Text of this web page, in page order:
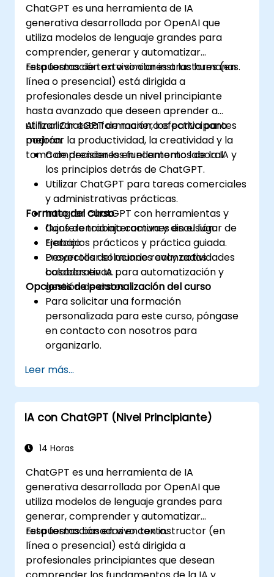
ChatGPT es una herramienta de IA
generativa desarrollada por OpenAI que
utiliza modelos de lenguaje grandes para
comprender, generar y automatizar
respuestas de texto similares a las humanas.
Esta formación en vivo con instructores (en
línea o presencial) está dirigida a
profesionales desde un nivel principiante
hasta avanzado que deseen aprender a
utilizar ChatGPT de manera efectiva para
mejorar la productividad, la creatividad y la
toma de decisiones en el entorno laboral.
Al finalizar esta formación, los participantes
podrán:
Comprender los fundamentos de la IA y
los principios detrás de ChatGPT.
Utilizar ChatGPT para tareas comerciales
y administrativas prácticas.
Integrar ChatGPT con herramientas y
flujos de trabajo comunes en el lugar de
trabajo.
Desarrollar soluciones avanzadas
basadas en IA para automatización y
gestión de datos.
Formato del curso
Conferencia interactiva y discusión.
Ejercicios prácticos y práctica guiada.
Proyectos del mundo real y actividades
colaborativas.
Opciones de personalización del curso
Para solicitar una formación
personalizada para este curso, póngase
en contacto con nosotros para
organizarlo.
Leer más...
IA con ChatGPT (Nivel Principiante)
14 Horas
ChatGPT es una herramienta de IA
generativa desarrollada por OpenAI que
utiliza modelos de lenguaje grandes para
generar, comprender y automatizar
respuestas basadas en texto.
Esta formación en vivo con instructor (en
línea o presencial) está dirigida a
profesionales principiantes que desean